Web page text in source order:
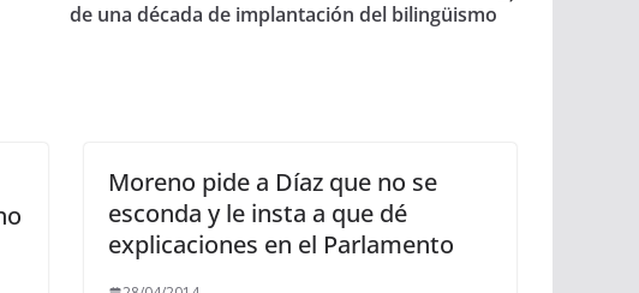
de una década de implantación del bilingüismo
Moreno pide a Díaz que no se
esconda y le insta a que dé
explicaciones en el Parlamento